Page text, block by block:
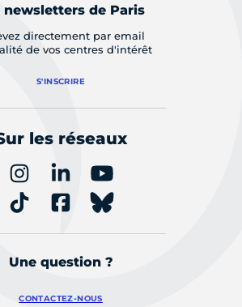
newsletters de Paris
directement par email
de vos centres d'intérêt
S'INSCRIRE
les réseaux
Une question ?
CONTACTEZ-NOUS